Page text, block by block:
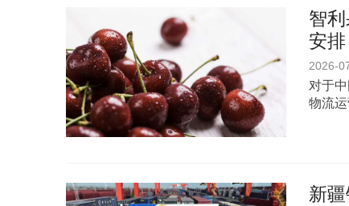
智
安排
2026-
对于
物流运
新